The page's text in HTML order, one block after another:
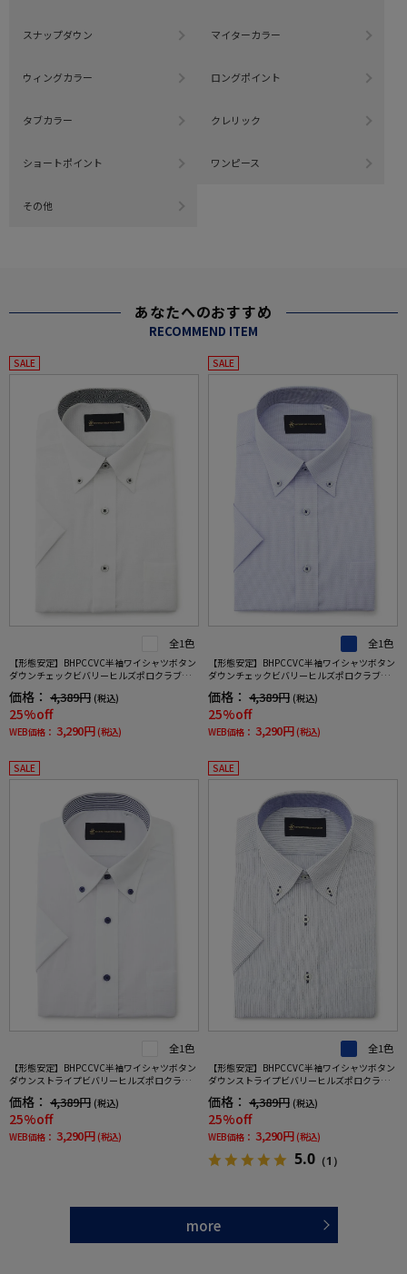
スナップダウン マイターカラー
ウィングカラー ロングポイント
タブカラー クレリック
ショートポイント ワンピース
その他
あなたへのおすすめ
RECOMMEND ITEM
SALE
全1色
【形態安定】BHPCCVC半袖ワイシャツボタン
ダウンチェックビバリーヒルズポロクラブ春
夏
価格： 4,389円 (税込)
25%off
WEB価格： 3,290円 (税込)
SALE
全1色
【形態安定】BHPCCVC半袖ワイシャツボタン
ダウンチェックビバリーヒルズポロクラブ春
夏
価格： 4,389円 (税込)
25%off
WEB価格： 3,290円 (税込)
SALE
全1色
【形態安定】BHPCCVC半袖ワイシャツボタン
ダウンストライプビバリーヒルズポロクラブ
春夏
価格： 4,389円 (税込)
25%off
WEB価格： 3,290円 (税込)
SALE
全1色
【形態安定】BHPCCVC半袖ワイシャツボタン
ダウンストライプビバリーヒルズポロクラブ
春夏
価格： 4,389円 (税込)
25%off
WEB価格： 3,290円 (税込)
5.0 （1）
more